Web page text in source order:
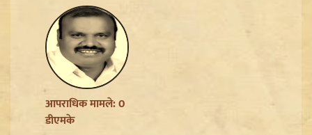
Trisha Krishnan पर टिप्पणी मामले में Udhayanidhi Stalin
Arrest, जानें चेन्नई पुलिस ने कौन सी धाराएं लगाईं
आपराधिक मामले: 0
डीएमके